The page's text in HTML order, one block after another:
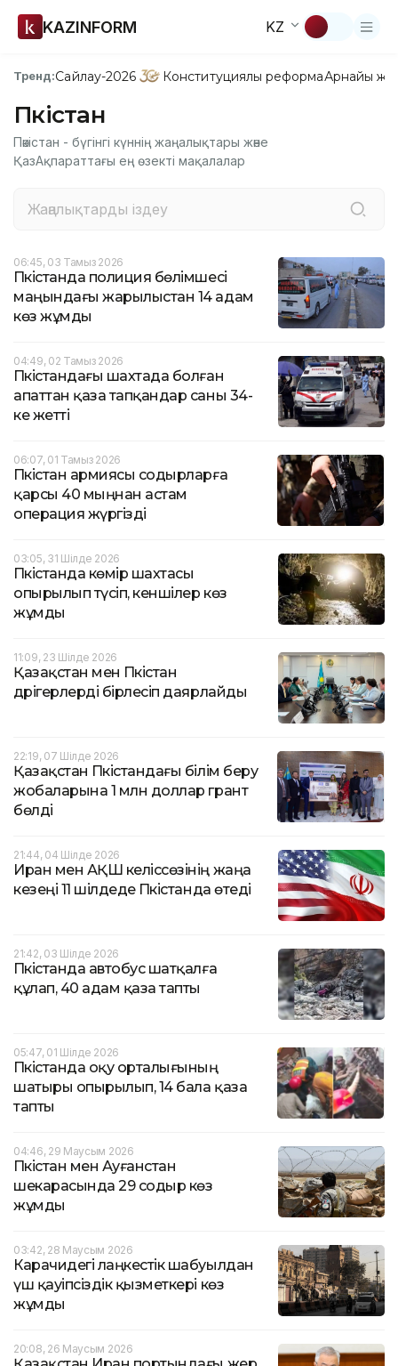
KAZINFORM KZ
Тренд:Сайлау-2026 Конституциялық реформаАрнайы
Пәкістан
Пәкістан - бүгінгі күннің жаңалықтары және
ҚазАқпараттағы ең өзекті мақалалар
06:45, 03 Тамыз 2026
Пәкістанда полиция бөлімшесі
маңындағы жарылыстан 14 адам
көз жұмды
04:49, 02 Тамыз 2026
Пәкістандағы шахтада болған
апаттан қаза тапқандар саны 34-
ке жетті
06:07, 01 Тамыз 2026
Пәкістан армиясы содырларға
қарсы 40 мыңнан астам
операция жүргізді
03:05, 31 Шілде 2026
Пәкістанда көмір шахтасы
опырылып түсіп, кеншілер көз
жұмды
11:09, 23 Шілде 2026
Қазақстан мен Пәкістан
дәрігерлерді бірлесіп даярлайды
22:19, 07 Шілде 2026
Қазақстан Пәкістандағы білім беру
жобаларына 1 млн доллар грант
бөлді
21:44, 04 Шілде 2026
Иран мен АҚШ келіссөзінің жаңа
кезеңі 11 шілдеде Пәкістанда өтеді
21:42, 03 Шілде 2026
Пәкістанда автобус шатқалға
құлап, 40 адам қаза тапты
05:47, 01 Шілде 2026
Пәкістанда оқу орталығының
шатыры опырылып, 14 бала қаза
тапты
04:46, 29 Маусым 2026
Пәкістан мен Ауғанстан
шекарасында 29 содыр көз
жұмды
03:42, 28 Маусым 2026
Карачидегі лаңкестік шабуылдан
үш қауіпсіздік қызметкері көз
жұмды
20:08, 26 Маусым 2026